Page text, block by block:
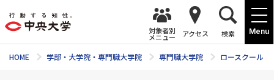
Menu
対象者別
メニュー アクセス 検索
HOME 学部・大学院・専門職大学院 専門職大学院 ロースクール